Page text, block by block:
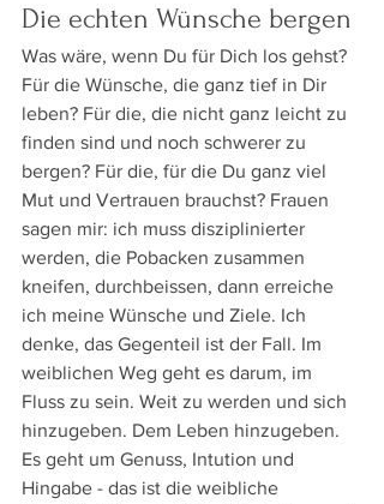
Die echten Wünsche bergen
Was wäre, wenn Du für Dich los gehst?
Für die Wünsche, die ganz tief in Dir
leben? Für die, die nicht ganz leicht zu
finden sind und noch schwerer zu
bergen? Für die, für die Du ganz viel
Mut und Vertrauen brauchst? Frauen
sagen mir: ich muss disziplinierter
werden, die Pobacken zusammen
kneifen, durchbeissen, dann erreiche
ich meine Wünsche und Ziele. Ich
denke, das Gegenteil ist der Fall. Im
weiblichen Weg geht es darum, im
Fluss zu sein. Weit zu werden und sich
hinzugeben. Dem Leben hinzugeben.
Es geht um Genuss, Intution und
Hingabe - das ist die weibliche